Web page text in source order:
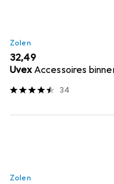
Zolen
EUR
32,49
UvexAccessoires
34
Zolen